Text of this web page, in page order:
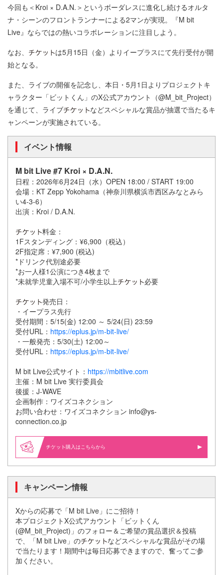
今回も＜Kroi × D.A.N.＞というボーダレスに進化し続けるオルタ
ナ・シーンのフロントランナーによる2マンが実現。『M bit
Live』ならではの熱いコラボレーションに注目しよう。
なお、
は5月15日（金）よりイープラスにて先行受付が開
始となる。
また、ライブの開催を記念し、本日・5月1日よりプロジェクトキ
ャラクター「ビットくん」のX公式アカウント（@M_bit_Project）
を通じて、ライブ
などスペシャルな賞品が抽選で当たるキ
ャンペーンが実施されている。
イベント情報
M bit Live #7 Kroi × D.A.N.
日程：2026年6月24日（水）OPEN 18:00 / START 19:00
会場：KT Zepp Yokohama（神奈川県横浜市西区みなとみら
い4-3-6）
出演：Kroi / D.A.N.
料金：
1Fスタンディング：¥6,900（税込）
2F指定席：¥7,900 (税込)
*ドリンク代別途必要
*お一人様1公演につき4枚まで
*未就学児童⼊場不可/⼩学⽣以上
必要
発売日：
・イープラス先行
受付期間：5/15(金) 12:00 ～ 5/24(日) 23:59
受付URL： https://eplus.jp/m-bit-live/
・一般発売：5/30(土) 12:00～
受付URL： https://eplus.jp/m-bit-live/
M bit Live公式サイト： https://mbitlive.com
主催：M bit Live 実⾏委員会
後援：J-WAVE
企画制作：ワイズコネクション
お問い合わせ：ワイズコネクション info@ys-
connection.co.jp
購入はこちらから
キャンペーン情報
Xからの応募で「M bit Live」にご招待！
本プロジェクトX公式アカウント「ビットくん
(@M_bit_Project)」のフォロー＆ご希望の賞品選択＆投稿
で、「M bit Live」の
などスペシャルな賞品がその場
で当たります！期間中は毎日応募できますので、奮ってご参
加ください。